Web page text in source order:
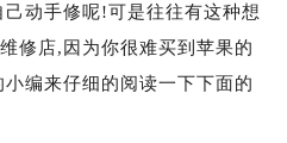
动手修呢!可是往往有这种想
修店,因为你很难买到苹果的
小编来仔细的阅读一下下面的